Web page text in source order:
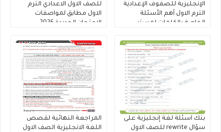
الإنجليزية للصفوف الإعدادية
الترم الاول أهم الأسئلة
الخاصة بالكلمات لمستر
للصف الاول الاعدادي الترم
الاول مطابق لمواصفات
الامتحان الجديدة 2026
بنك اسئلة لغة إنجليزية على
سؤال rewrite للصف الاول
المراجعة النهائية لقصص
اللغة الانجليزية الصف الاول